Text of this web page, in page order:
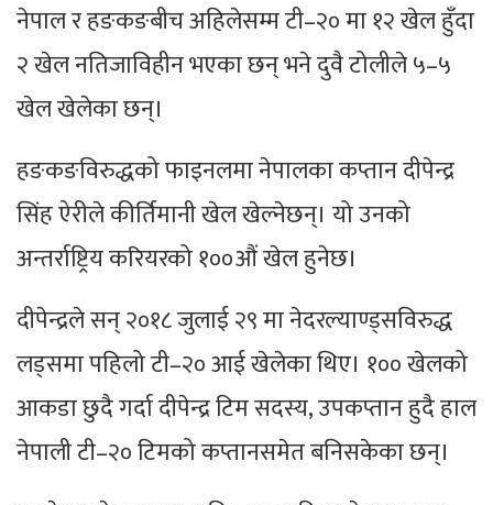
नेपाल र हङकङबीच अहिलेसम्म टी–२० मा १२ खेल हुँदा
२ खेल नतिजाविहीन भएका छन् भने दुवै टोलीले ५–५
खेल खेलेका छन्।
हङकङविरुद्धको फाइनलमा नेपालका कप्तान दीपेन्द्र
सिंह ऐरीले कीर्तिमानी खेल खेल्नेछन्। यो उनको
अन्तर्राष्ट्रिय करियरको १००औं खेल हुनेछ।
दीपेन्द्रले सन् २०१८ जुलाई २९ मा नेदरल्याण्ड्सविरुद्ध
लड्समा पहिलो टी–२० आई खेलेका थिए। १०० खेलको
आकडा छुदै गर्दा दीपेन्द्र टिम सदस्य, उपकप्तान हुदै हाल
नेपाली टी–२० टिमको कप्तानसमेत बनिसकेका छन्।